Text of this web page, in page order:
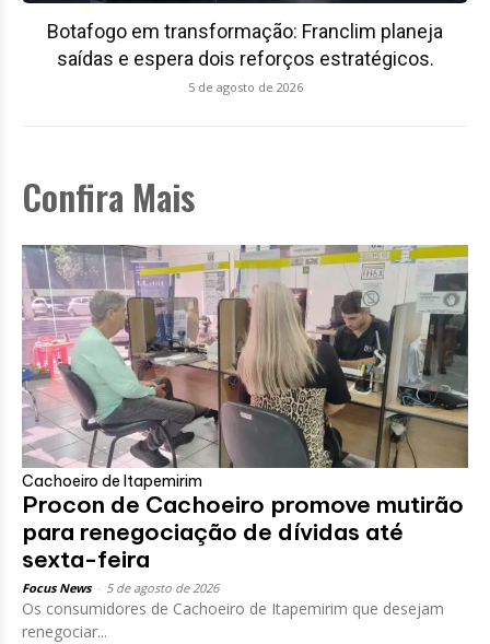
Botafogo em transformação: Franclim planeja
saídas e espera dois reforços estratégicos.
5 de agosto de 2026
Confira Mais
Cachoeiro de Itapemirim
Procon de Cachoeiro promove mutirão
para renegociação de dívidas até
sexta-feira
Focus News 5 de agosto de 2026
Os consumidores de Cachoeiro de Itapemirim que desejam
renegociar...